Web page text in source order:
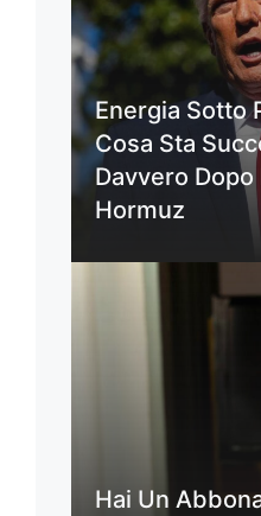
Energia Sotto
Cosa Sta
Davvero Dopo
Hormuz
Hai Un